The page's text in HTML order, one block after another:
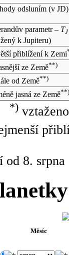
odsluním (v JD)
parametr – TJ
k Jupiteru)
přiblížení k Zemi
ze Země**)
od Země**)
jasná ze Země**)
*)
8.
Měsíc